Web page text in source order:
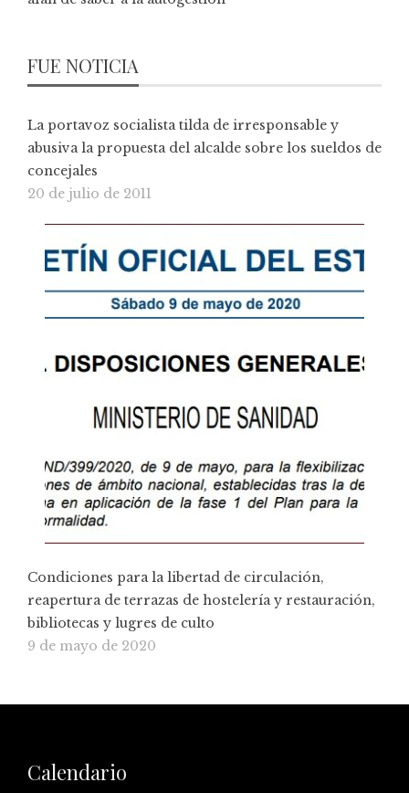
FUE NOTICIA
La portavoz socialista tilda de irresponsable y
abusiva la propuesta del alcalde sobre los sueldos de
concejales
20 de julio de 2011
Condiciones para la libertad de circulación,
reapertura de terrazas de hostelería y restauración,
bibliotecas y lugres de culto
9 de mayo de 2020
Calendario